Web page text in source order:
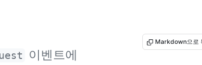
이벤트에
Markdown으로